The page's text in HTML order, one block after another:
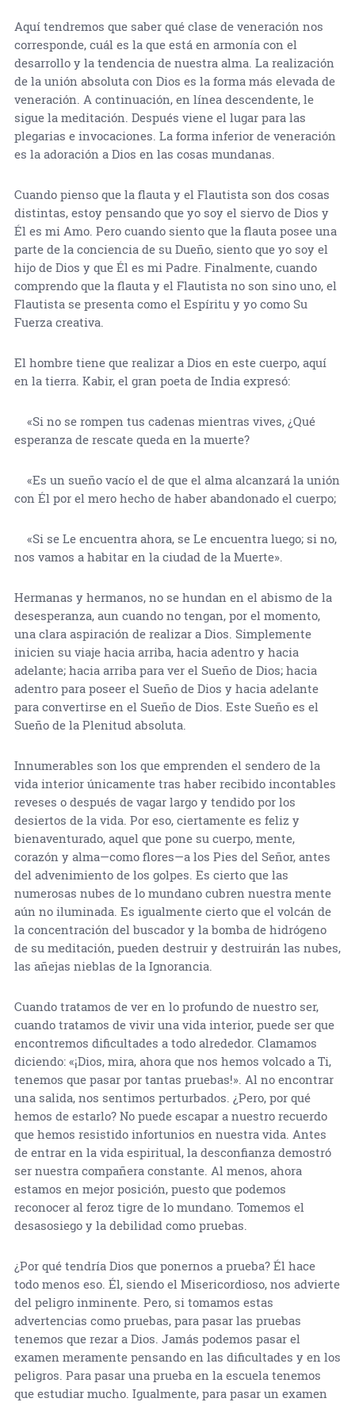
Aquí tendremos que saber qué clase de veneración nos
corresponde, cuál es la que está en armonía con el
desarrollo y la tendencia de nuestra alma. La realización
de la unión absoluta con Dios es la forma más elevada de
veneración. A continuación, en línea descendente, le
sigue la meditación. Después viene el lugar para las
plegarias e invocaciones. La forma inferior de veneración
es la adoración a Dios en las cosas mundanas.
Cuando pienso que la flauta y el Flautista son dos cosas
distintas, estoy pensando que yo soy el siervo de Dios y
Él es mi Amo. Pero cuando siento que la flauta posee una
parte de la conciencia de su Dueño, siento que yo soy el
hijo de Dios y que Él es mi Padre. Finalmente, cuando
comprendo que la flauta y el Flautista no son sino uno, el
Flautista se presenta como el Espíritu y yo como Su
Fuerza creativa.
El hombre tiene que realizar a Dios en este cuerpo, aquí
en la tierra. Kabir, el gran poeta de India expresó:
«Si no se rompen tus cadenas mientras vives, ¿Qué
esperanza de rescate queda en la muerte?
«Es un sueño vacío el de que el alma alcanzará la unión
con Él por el mero hecho de haber abandonado el cuerpo;
«Si se Le encuentra ahora, se Le encuentra luego; si no,
nos vamos a habitar en la ciudad de la Muerte».
Hermanas y hermanos, no se hundan en el abismo de la
desesperanza, aun cuando no tengan, por el momento,
una clara aspiración de realizar a Dios. Simplemente
inicien su viaje hacia arriba, hacia adentro y hacia
adelante; hacia arriba para ver el Sueño de Dios; hacia
adentro para poseer el Sueño de Dios y hacia adelante
para convertirse en el Sueño de Dios. Este Sueño es el
Sueño de la Plenitud absoluta.
Innumerables son los que emprenden el sendero de la
vida interior únicamente tras haber recibido incontables
reveses o después de vagar largo y tendido por los
desiertos de la vida. Por eso, ciertamente es feliz y
bienaventurado, aquel que pone su cuerpo, mente,
corazón y alma—como flores—a los Pies del Señor, antes
del advenimiento de los golpes. Es cierto que las
numerosas nubes de lo mundano cubren nuestra mente
aún no iluminada. Es igualmente cierto que el volcán de
la concentración del buscador y la bomba de hidrógeno
de su meditación, pueden destruir y destruirán las nubes,
las añejas nieblas de la Ignorancia.
Cuando tratamos de ver en lo profundo de nuestro ser,
cuando tratamos de vivir una vida interior, puede ser que
encontremos dificultades a todo alrededor. Clamamos
diciendo: «¡Dios, mira, ahora que nos hemos volcado a Ti,
tenemos que pasar por tantas pruebas!». Al no encontrar
una salida, nos sentimos perturbados. ¿Pero, por qué
hemos de estarlo? No puede escapar a nuestro recuerdo
que hemos resistido infortunios en nuestra vida. Antes
de entrar en la vida espiritual, la desconfianza demostró
ser nuestra compañera constante. Al menos, ahora
estamos en mejor posición, puesto que podemos
reconocer al feroz tigre de lo mundano. Tomemos el
desasosiego y la debilidad como pruebas.
¿Por qué tendría Dios que ponernos a prueba? Él hace
todo menos eso. Él, siendo el Misericordioso, nos advierte
del peligro inminente. Pero, si tomamos estas
advertencias como pruebas, para pasar las pruebas
tenemos que rezar a Dios. Jamás podemos pasar el
examen meramente pensando en las dificultades y en los
peligros. Para pasar una prueba en la escuela tenemos
que estudiar mucho. Igualmente, para pasar un examen